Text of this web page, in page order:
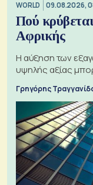
WORLD 09.08.2026,
Πού
Αφρικής
Η αύξηση των
υψηλής αξίας
Γρηγόρης